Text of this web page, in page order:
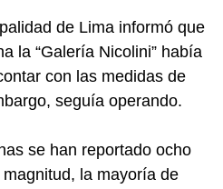
de Lima informó que
la “Galería Nicolini” había
con las medidas de
seguía operando.
se han reportado ocho
la mayoría de